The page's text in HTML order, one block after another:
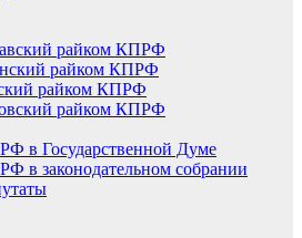
райком КПРФ
райком КПРФ
райком КПРФ
райком КПРФ
в Государственной Думе
в законодательном собрании